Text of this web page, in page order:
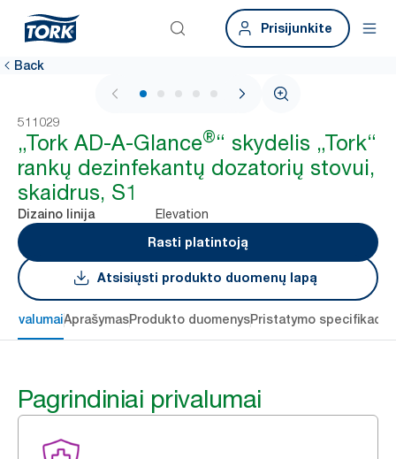
Prisijunkite
Back
1 / 5
511029
„Tork AD-A-Glance®“ skydelis „Tork“
rankų dezinfekantų dozatorių stovui,
skaidrus, S1
Dizaino linija
Elevation
Rasti platintoją
Atsisiųsti produkto duomenų lapą
AprašymasProdukto duomenysPristatymo
Pagrindiniai privalumai